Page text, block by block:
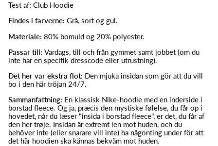
Test af: Club Hoodie
Findes i farverne: Grå, sort og gul.
Materiale: 80% bomuld og 20% polyester.
Passar till: Vardags, till och från gymmet samt jobbet (om du
inte har en specifik dresscode eller utrustning).
Det her var ekstra flot: Den mjuka insidan som gör att du vill
bo i den här tröjan 24/7.
Sammanfattning: En klassisk Nike-hoodie med en inderside i
borstad fleece. Og ja, præcis den mystiske følelse, du får op i
hovedet, når du læser "insida i borstad fleece", er det, du får af
den her trøje. Insidan är extremt len mot huden, och du
behöver inte (eller snarare vill inte) ha någonting under för att
det här hoodien ska kännas bekväm mot huden.